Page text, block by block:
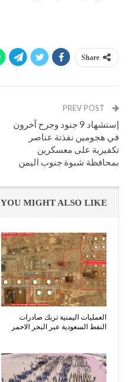
Share
إستشهاد 9 جنود وجرح آخرون
في هجومين نفذتة عناصر
تكفيرية على معسكرين
بمحافظة شبوة جنوب اليمن
YOU MIGHT ALSO LIKE
العمليات اليمنية تربك صادرات
النفط السعودية عبر البحر الاحمر